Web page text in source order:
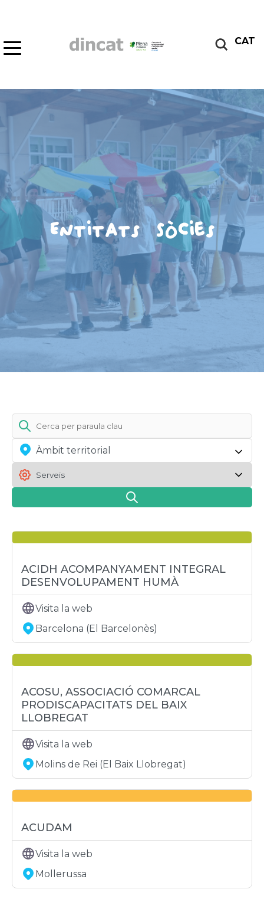
CAT
Entitats Sòcies
Àmbit territorial
ACIDH ACOMPANYAMENT INTEGRAL
DESENVOLUPAMENT HUMÀ
Visita la web
Barcelona (El Barcelonès)
ACOSU, ASSOCIACIÓ COMARCAL
PRODISCAPACITATS DEL BAIX
LLOBREGAT
Visita la web
Molins de Rei (El Baix Llobregat)
ACUDAM
Visita la web
Mollerussa